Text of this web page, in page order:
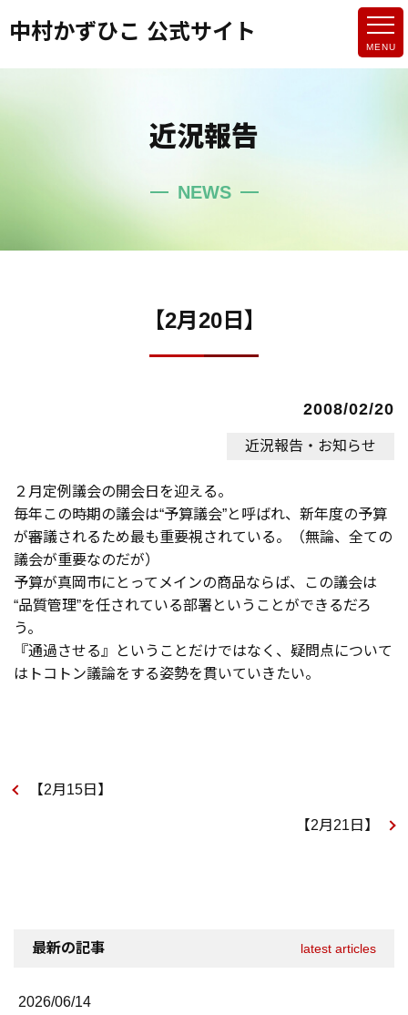
中村かずひこ 公式サイト
近況報告
NEWS
【2月20日】
2008/02/20
近況報告・お知らせ
２月定例議会の開会日を迎える。
毎年この時期の議会は“予算議会”と呼ばれ、新年度の予算
が審議されるため最も重要視されている。（無論、全ての
議会が重要なのだが）
予算が真岡市にとってメインの商品ならば、この議会は
“品質管理”を任されている部署ということができるだろ
う。
『通過させる』ということだけではなく、疑問点について
はトコトン議論をする姿勢を貫いていきたい。
【2月15日】
【2月21日】
最新の記事 latest articles
2026/06/14